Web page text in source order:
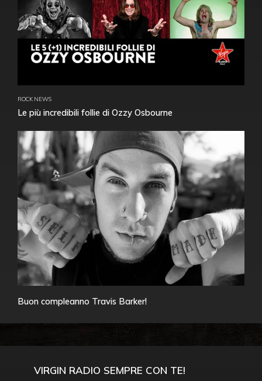
ROCK NEWS
Le più incredibili follie di Ozzy Osbourne
Buon compleanno Travis Barker!
VIRGIN RADIO SEMPRE CON TE!